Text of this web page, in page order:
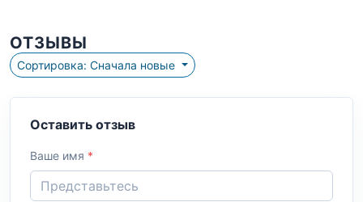
ОТЗЫВЫ
Сортировка: Сначала новые
Оставить отзыв
Ваше имя *